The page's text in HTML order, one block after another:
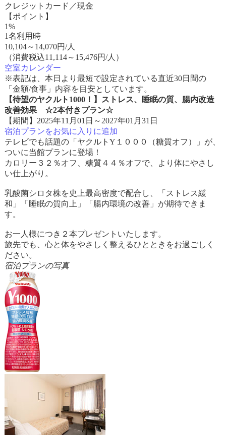
クレジットカード／現金
【ポイント】
1%
1名利用時
10,104～ 14,070円/人
（消費税込11,114～15,476円/人）
空室カレンダー
※表記は、本日より最短で設定されている直近30日間の
「金額/食事」内容を目安としています。
【待望のヤクルト1000！】ストレス、睡眠の質、腸内改造
改善効果 ☆2本付きプラン☆
【期間】2025年11月01日～2027年01月31日
宿泊プランをお気に入りに追加
テレビでも話題の「ヤクルトY１０００（糖質オフ）」が、
ついに当館プランに登場！
カロリー３２％オフ、糖質４４％オフで、より体にやさし
い仕上がり。
乳酸菌シロタ株を史上最高密度で配合し、「ストレス緩
和」「睡眠の質向上」「腸内環境の改善」が期待できま
す。
お一人様につき２本プレゼントいたします。
旅先でも、心と体をやさしく整えるひとときをお過ごしく
ださい。
宿泊プランの写真